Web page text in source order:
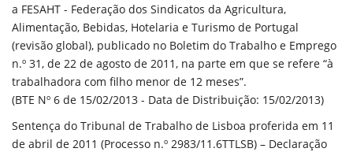
a FESAHT - Federação dos Sindicatos da Agricultura,
Alimentação, Bebidas, Hotelaria e Turismo de Portugal
(revisão global), publicado no Boletim do Trabalho e Emprego
n.º 31, de 22 de agosto de 2011, na parte em que se refere “à
trabalhadora com filho menor de 12 meses”.
(BTE Nº 6 de 15/02/2013 - Data de Distribuição: 15/02/2013)
Sentença do Tribunal de Trabalho de Lisboa proferida em 11
de abril de 2011 (Processo n.º 2983/11.6TTLSB) – Declaração